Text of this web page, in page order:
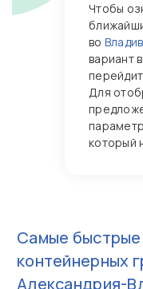
Чтобы
во
вариант
Для
который
Самые быстрые
контейнерных
Александрия-